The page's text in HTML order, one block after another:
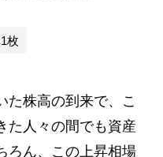
枚
株高の到来で、こ
た人々の間でも資産
ろん、この上昇相場